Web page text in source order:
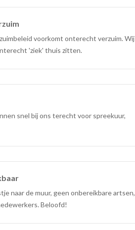
voorkomt onterecht verzuim. Wij
'ziek' thuis zitten.
snel bij ons terecht voor spreekuur,
naar de muur, geen onbereikbare artsen,
Beloofd!